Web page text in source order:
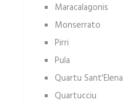
Maracalagonis
Monserrato
Pirri
Pula
Quartu Sant'Elena
Quartucciu